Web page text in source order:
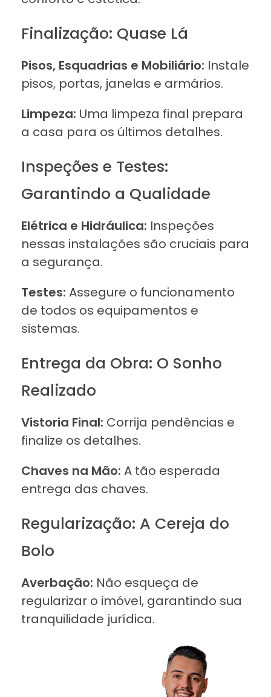
Finalização: Quase Lá
Pisos, Esquadrias e Mobiliário: Instale
pisos, portas, janelas e armários.
Limpeza: Uma limpeza final prepara
a casa para os últimos detalhes.
Inspeções e Testes:
Garantindo a Qualidade
Elétrica e Hidráulica: Inspeções
nessas instalações são cruciais para
a segurança.
Testes: Assegure o funcionamento
de todos os equipamentos e
sistemas.
Entrega da Obra: O Sonho
Realizado
Vistoria Final: Corrija pendências e
finalize os detalhes.
Chaves na Mão: A tão esperada
entrega das chaves.
Regularização: A Cereja do
Bolo
Averbação: Não esqueça de
regularizar o imóvel, garantindo sua
tranquilidade jurídica.